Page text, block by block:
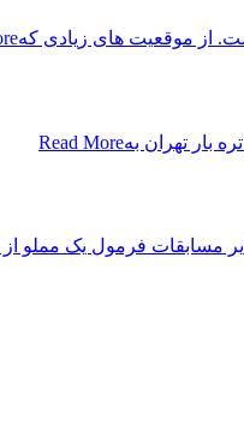
از موقعیت های زیادی که
Read More
مسابقات فرمول یک مملو از